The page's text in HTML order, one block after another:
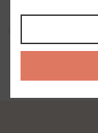
100% kov